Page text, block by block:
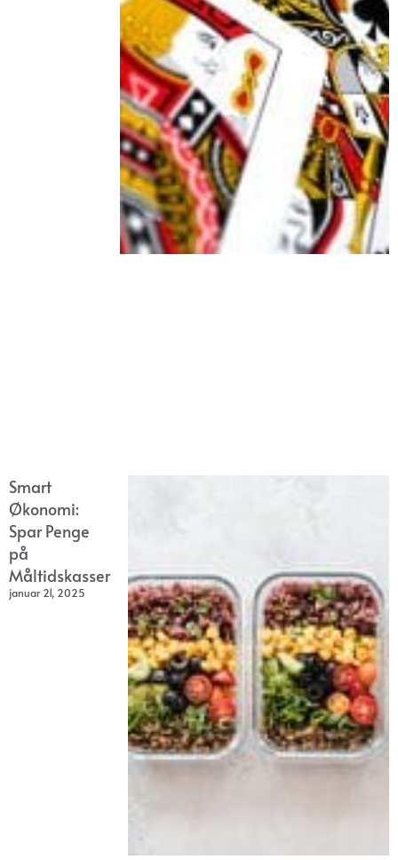
Smart
Økonomi:
Spar Penge
på
Måltidskasser
januar 21, 2025